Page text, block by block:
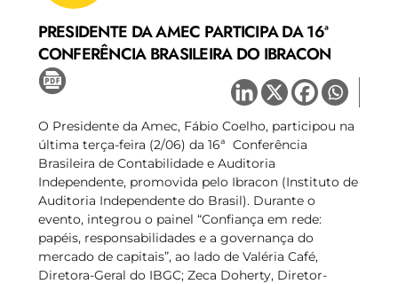
PRESIDENTE DA AMEC PARTICIPA DA 16ª
CONFERÊNCIA BRASILEIRA DO IBRACON
O Presidente da Amec, Fábio Coelho, participou na
última terça-feira (2/06) da 16ª Conferência
Brasileira de Contabilidade e Auditoria
Independente, promovida pelo Ibracon (Instituto de
Auditoria Independente do Brasil). Durante o
evento, integrou o painel “Confiança em rede:
papéis, responsabilidades e a governança do
mercado de capitais”, ao lado de Valéria Café,
Diretora-Geral do IBGC; Zeca Doherty, Diretor-